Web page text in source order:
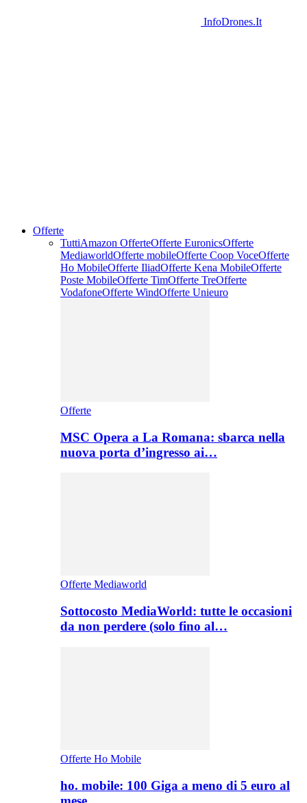
InfoDrones.It
Offerte
TuttiAmazon OfferteOfferte EuronicsOfferte
MediaworldOfferte mobileOfferte Coop VoceOfferte
Ho MobileOfferte IliadOfferte Kena MobileOfferte
Poste MobileOfferte TimOfferte TreOfferte
VodafoneOfferte WindOfferte Unieuro
Offerte
MSC Opera a La Romana: sbarca nella
nuova porta d’ingresso ai…
Offerte Mediaworld
Sottocosto MediaWorld: tutte le occasioni
da non perdere (solo fino al…
Offerte Ho Mobile
ho. mobile: 100 Giga a meno di 5 euro al